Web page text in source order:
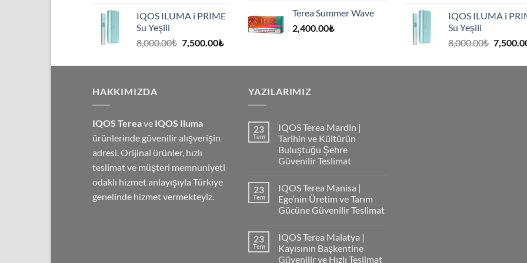
8,000.00₺.fiyat:
7,500.00₺.
IQOS ILUMA i PRIME
Su Yeşili
8,000.00₺ Orijinal
8,000.00₺.
7,500.00₺Şu
fiyat:
Terea Summer Wave
2,400.00₺
IQOS ILUMA i
Su Yeşili
8,000.00₺ Orijinal
HAKKIMIZDA
IQOS Tereave IQOS Iluma
ürünlerinde güvenilir alışverişin
adresi. Orijinal ürünler, hızlı
teslimat ve müşteri memnuniyeti
odaklı hizmet anlayışıyla Türkiye
genelinde hizmet vermekteyiz.
YAZILARIMIZ
23
Tem
IQOS Terea Mardin |
Tarihin ve Kültürün
Buluştuğu Şehre
Güvenilir Teslimat
23
Tem
IQOS Terea Manisa |
Ege’nin Üretim ve Tarım
Gücüne Güvenilir Teslimat
23
Tem
IQOS Terea Malatya |
Kayısının Başkentine
Güvenilir ve Hızlı Teslimat